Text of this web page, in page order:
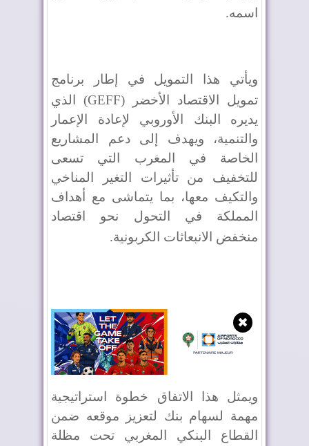
اسمه.
ويأتي هذا التمويل في إطار برنامج
تمويل الاقتصاد الأخضر
(GEFF) الذي
يديره البنك الأوروبي لإعادة الإعمار
والتنمية، ويهدف إلى دعم المشاريع
الخاصة في المغرب التي تسعى
للتخفيف من تأثيرات التغير المناخي
والتكيف معها، بما يتماشى مع أهداف
المملكة في التحول نحو اقتصاد
منخفض الانبعاثات الكربونية.
✖
ويمثل هذا الاتفاق خطوة استراتيجية
مهمة لسهام بنك لتعزيز موقعه ضمن
القطاع البنكي المغربي تحت مظلة